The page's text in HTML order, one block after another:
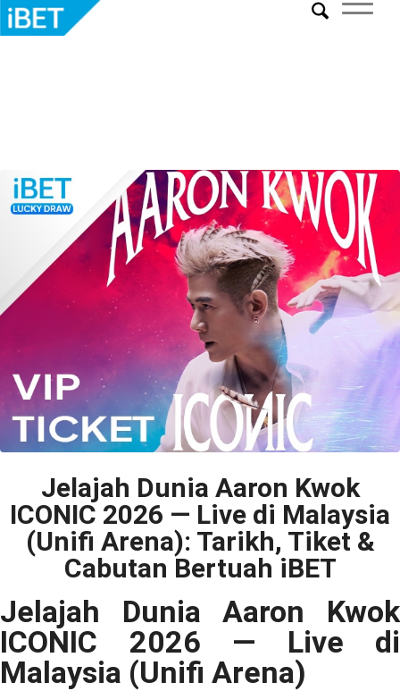
Jelajah Dunia Aaron Kwok
ICONIC 2026 — Live di Malaysia
(Unifi Arena): Tarikh, Tiket &
Cabutan Bertuah iBET
Jelajah Dunia Aaron Kwok
ICONIC 2026 — Live di
Malaysia (Unifi Arena)